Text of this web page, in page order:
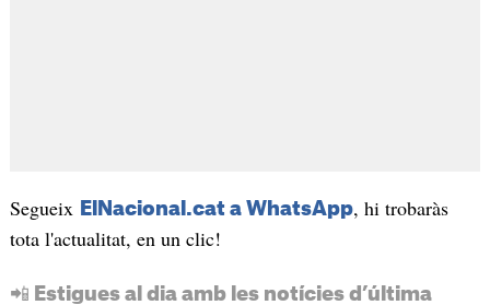
Segueix ElNacional.cat a WhatsApp, hi trobaràs
tota l'actualitat, en un clic!
📲 Estigues al dia amb les notícies d’última